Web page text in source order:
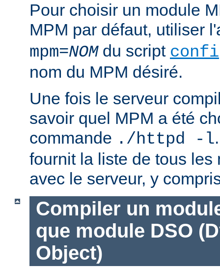
Pour choisir un module
MPM par défaut, utiliser
mpm=NOMdu script
nom du MPM désiré.
Une fois le serveur
savoir quel MPM a été
commande ./httpd -l
fournit la liste de tous les
avec le serveur, y
Compiler un
que module DSO
Object)